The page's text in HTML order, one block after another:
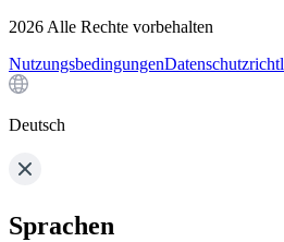
2026 Alle Rechte vorbehalten
Nutzungsbedingungen
Deutsch
Sprachen